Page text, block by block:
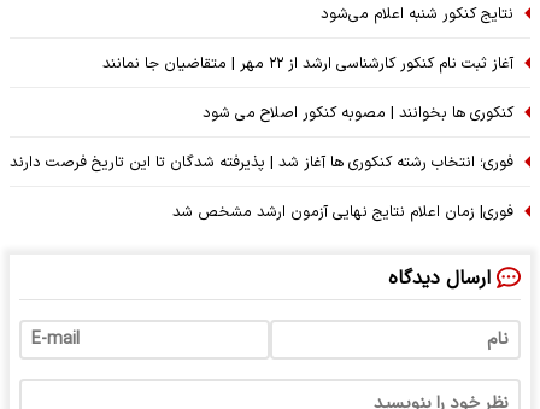
نتایج کنکور شنبه اعلام می‌شود
آغاز ثبت نام کنکور کارشناسی ارشد از ۲۲ مهر | متقاضیان جا نمانند
کنکوری ها بخوانند | مصوبه کنکور اصلاح می شود
فوری؛ انتخاب رشته کنکوری ها آغاز شد | پذیرفته شدگان تا این تاریخ فرصت دارند
فوری| زمان اعلام نتایج نهایی آزمون ارشد مشخص شد
ارسال دیدگاه